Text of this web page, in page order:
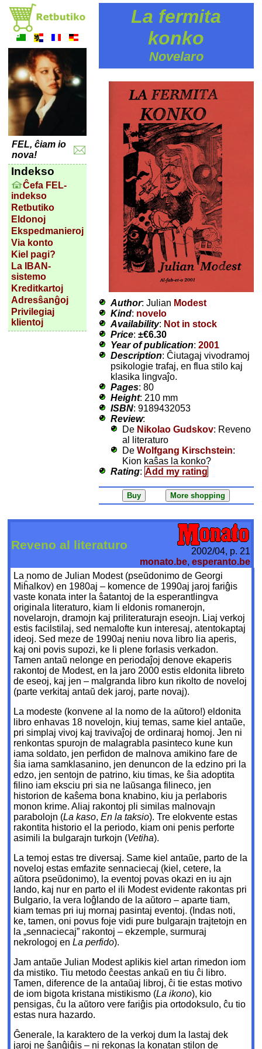
FEL, ĉiam io
nova!
Indekso
Ĉefa FEL-
indekso
Retbutiko
Eldonoj
Ekspedmanieroj
Via konto
Kiel pagi?
La IBAN-
sistemo
Kreditkartoj
Adresŝanĝoj
Privilegiaj
klientoj
La fermita
konko
Novelaro
Author: Julian Modest
Kind: novelo
Availability: Not in stock
Price: ±€6.30
Year of publication: 2001
Description: Ĉiutagaj vivodramoj
psikologie trafaj, en flua stilo kaj
klasika lingvaĵo.
Pages: 80
Height: 210 mm
ISBN: 9189432053
Review:
De Nikolao Gudskov: Reveno
al literaturo
De Wolfgang Kirschstein:
Kion kaŝas la konko?
Rating: Add my rating
Reveno al literaturo
2002/04, p. 21
monato.be,esperanto.be
La nomo de Julian Modest (pseŭdonimo de Georgi
Miĥalkov) en 1980aj – komence de 1990aj jaroj fariĝis
vaste konata inter la ŝatantoj de la esperantlingva
originala literaturo, kiam li eldonis romanerojn,
novelarojn, dramojn kaj priliteraturajn eseojn. Liaj verkoj
estis facilstilaj, sed nemalofte kun interesaj, atentokaptaj
ideoj. Sed meze de 1990aj neniu nova libro lia aperis,
kaj oni povis supozi, ke li plene forlasis verkadon.
Tamen antaŭ nelonge en periodaĵoj denove ekaperis
rakontoj de Modest, en la jaro 2000 estis eldonita libreto
de eseoj, kaj jen – malgranda libro kun rikolto de noveloj
(parte verkitaj antaŭ dek jaroj, parte novaj).
La modeste (konvene al la nomo de la aŭtoro!) eldonita
libro enhavas 18 novelojn, kiuj temas, same kiel antaŭe,
pri simplaj vivoj kaj travivaĵoj de ordinaraj homoj. Jen ni
renkontas spurojn de malagrabla pasinteco kune kun
iama soldato, jen perfidon de malnova amikino fare de
ŝia iama samklasanino, jen denuncon de la edzino pri la
edzo, jen sentojn de patrino, kiu timas, ke ŝia adoptita
filino iam eksciu pri sia ne laŭsanga filineco, jen
historion de kaŝema bona knabino, kiu ja perlaboris
monon krime. Aliaj rakontoj pli similas malnovajn
parabolojn (La kaso,En la taksio). Tre elokvente estas
rakontita historio el la periodo, kiam oni penis perforte
asimili la bulgarajn turkojn (Vetiha).
La temoj estas tre diversaj. Same kiel antaŭe, parto de la
noveloj estas emfazite sennaciecaj (kiel, cetere, la
aŭtora pseŭdonimo), la eventoj povas okazi en iu ajn
lando, kaj nur en parto el ili Modest evidente rakontas pri
Bulgario, la vera loĝlando de la aŭtoro – aparte tiam,
kiam temas pri iuj mornaj pasintaj eventoj. (Indas noti,
ke, tamen, oni povus foje vidi pure bulgarajn trajtetojn en
la „sennaciecaj” rakontoj – ekzemple, surmuraj
nekrologoj enLa perfido).
Jam antaŭe Julian Modest aplikis kiel artan rimedon iom
da mistiko. Tiu metodo ĉeestas ankaŭ en tiu ĉi libro.
Tamen, diference de la antaŭaj libroj, ĉi tie estas motivo
de iom bigota kristana mistikismo (La ikono), kio
pensigas, ĉu la aŭtoro vere fariĝis pia ortodoksulo, ĉu tio
estas nura hazardo.
Ĝenerale, la karaktero de la verkoj dum la lastaj dek
jaroj ne ŝanĝiĝis – ni rekonas la konatan stilon de